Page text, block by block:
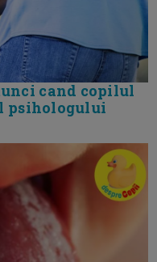
cand copilul
psihologului